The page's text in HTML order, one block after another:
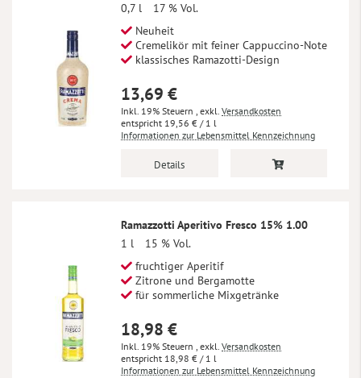
0,7 l
17 % Vol.
Neuheit
Cremelikör mit feiner Cappuccino-Note
klassisches Ramazotti-Design
13,69 €
Inkl. 19% Steuern , exkl. Versandkosten
19,56 € / 1 l
Informationen zur Lebensmittel Kennzeichnung
Details
Ramazzotti Aperitivo Fresco 15% 1.00
1 l
15 % Vol.
fruchtiger Aperitif
Zitrone und Bergamotte
für sommerliche Mixgetränke
18,98 €
Inkl. 19% Steuern , exkl. Versandkosten
18,98 € / 1 l
Informationen zur Lebensmittel Kennzeichnung